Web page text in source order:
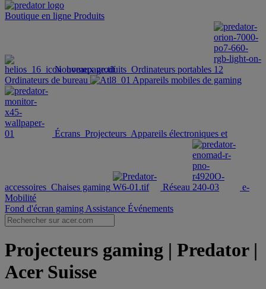
Boutique en ligne Produits
Nouveaux produits Ordinateurs portables
Ordinateurs de bureau
Appareils mobiles de gaming
Écrans Projecteurs Appareils électroniques et
accessoires Chaises gaming Réseau
e-
Mobilité
Fond d'écran gaming Assistance Événements
Projecteurs gaming | Predator |
Acer Suisse